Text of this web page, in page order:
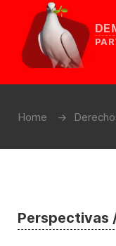
Home
Perspectivas